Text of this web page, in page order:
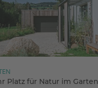
Platz für Natur im Garten